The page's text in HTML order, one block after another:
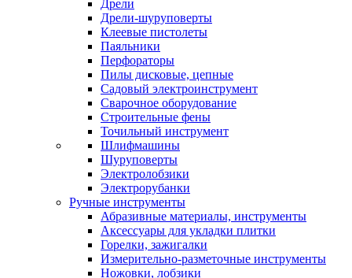
Дрели
Дрели-шуруповерты
Клеевые пистолеты
Паяльники
Перфораторы
Пилы дисковые, цепные
Садовый электроинструмент
Сварочное оборудование
Строительные фены
Точильный инструмент
Шлифмашины
Шуруповерты
Электролобзики
Электрорубанки
Ручные инструменты
Абразивные материалы, инструменты
Аксессуары для укладки плитки
Горелки, зажигалки
Измерительно-разметочные инструменты
Ножовки, лобзики